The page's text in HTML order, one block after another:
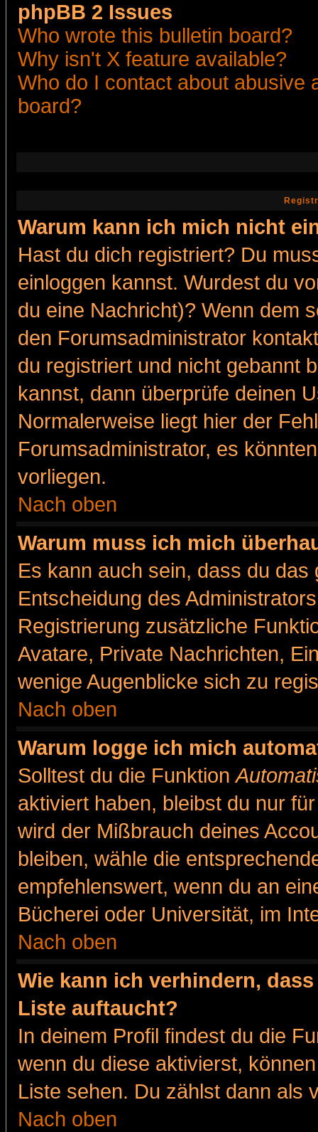
phpBB 2 Issues
Who wrote this bulletin board?
Why isn't X feature available?
Who do I contact about abusive
board?
Warum kann ich mich nicht
Hast du dich registriert? Du
einloggen kannst. Wurdest du
du eine Nachricht)? Wenn dem
den Forumsadministrator
du registriert und nicht gebannt
kannst, dann überprüfe deinen
Normalerweise liegt hier der
Forumsadministrator, es
vorliegen.
Nach oben
Warum muss ich mich
Es kann auch sein, dass du
Entscheidung des
Registrierung zusätzliche
Avatare, Private Nachrichten,
wenige Augenblicke sich zu
Nach oben
Warum logge ich mich
Solltest du die Funktion
aktiviert haben, bleibst du nur
wird der Mißbrauch deines
bleiben, wähle die
empfehlenswert, wenn du an
Bücherei oder Universität, im
Nach oben
Wie kann ich verhindern,
Liste auftaucht?
In deinem Profil findest du die
wenn du diese aktivierst,
Liste sehen. Du zählst dann als
Nach oben